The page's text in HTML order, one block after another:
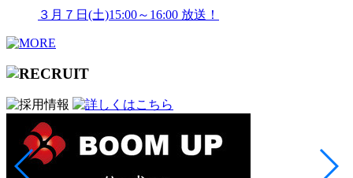
３月７日(土)15:00～16:00 放送！